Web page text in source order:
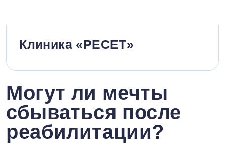
Клиника «РЕСЕТ»
Могут ли мечты
сбываться после
реабилитации?